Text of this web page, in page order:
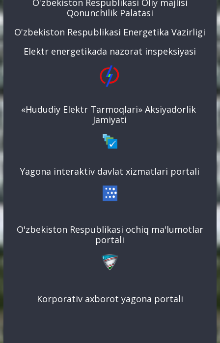
O'zbekiston Respublikasi Energetika Vazirligi
Elektr energetikada nazorat inspeksiyasi
«Hududiy Elektr Tarmoqlari» Aksiyadorlik
Yagona interaktiv davlat xizmatlari portali